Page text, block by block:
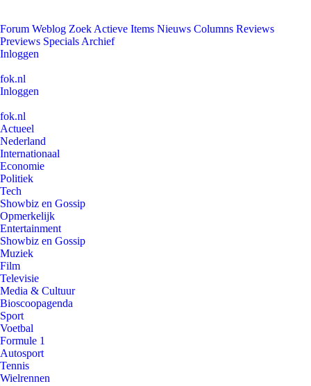
Forum Weblog Zoek Actieve Items Nieuws Columns Reviews
Previews Specials Archief
Inloggen
fok.nl
Inloggen
fok.nl
Actueel
Nederland
Internationaal
Economie
Politiek
Tech
Showbiz en Gossip
Opmerkelijk
Entertainment
Showbiz en Gossip
Muziek
Film
Televisie
Media & Cultuur
Bioscoopagenda
Sport
Voetbal
Formule 1
Autosport
Tennis
Wielrennen